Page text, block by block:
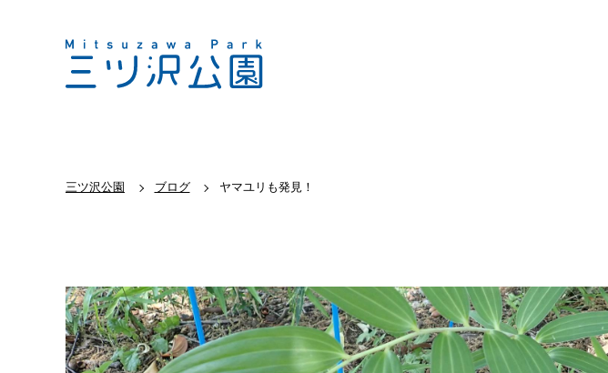
三ツ沢公園 ブログ ヤマユリも発見！